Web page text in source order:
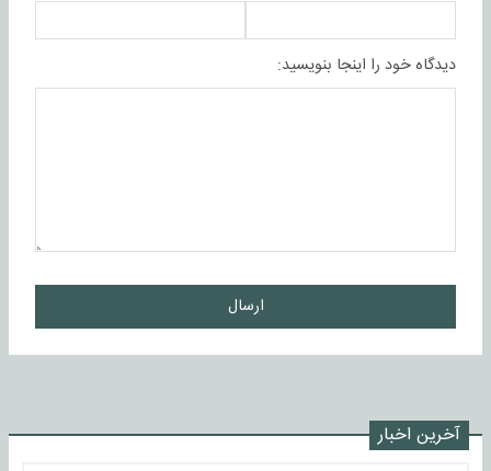
دیدگاه خود را اینجا بنویسید:
ارسال
آخرین اخبار